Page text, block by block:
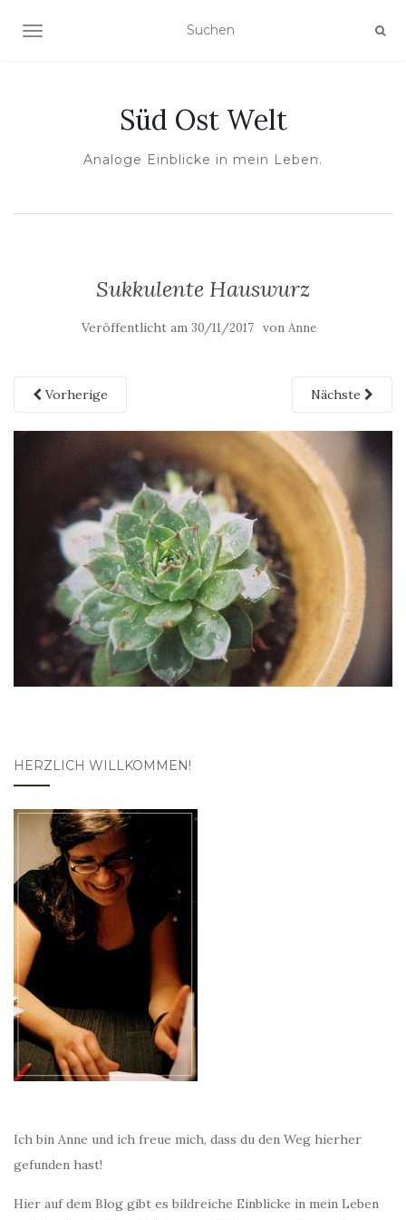
NAVIGATION UMSCHALTEN
Süd Ost Welt
Analoge Einblicke in mein Leben.
Sukkulente Hauswurz
Veröffentlicht am 30/11/2017 von Anne
Vorherige Nächste
HERZLICH WILLKOMMEN!
Ich bin Anne und ich freue mich, dass du den Weg hierher
gefunden hast!
Hier auf dem Blog gibt es bildreiche Einblicke in mein Leben